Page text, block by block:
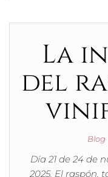
La
del
Blog
Día 21 de 24 de
2025. El raspón,